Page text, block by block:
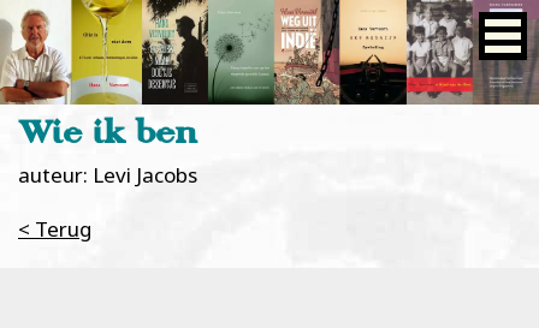
Wie ik ben
auteur: Levi Jacobs
< Terug